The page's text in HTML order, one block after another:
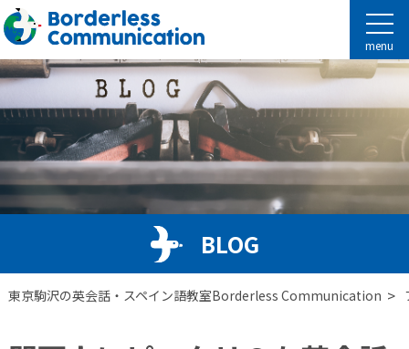
menu
BLOG
東京駒沢の英会話・スペイン語教室Borderless Communication >